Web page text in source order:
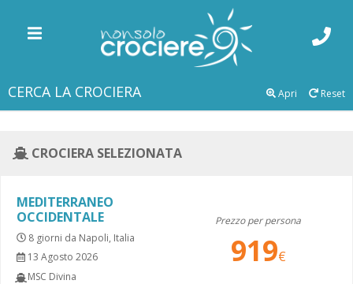
CERCA LA CROCIERA Reset
Apri
CROCIERA SELEZIONATA
MEDITERRANEO
OCCIDENTALE
8 giorni da Napoli, Italia
13 Agosto 2026
MSC Divina
Prezzo per persona
919